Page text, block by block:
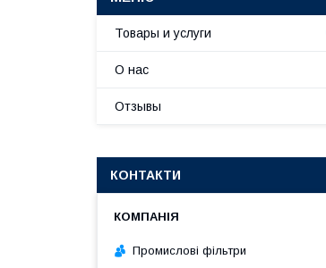
Товары и услуги
О нас
Отзывы
КОНТАКТИ
Промислові фільтри